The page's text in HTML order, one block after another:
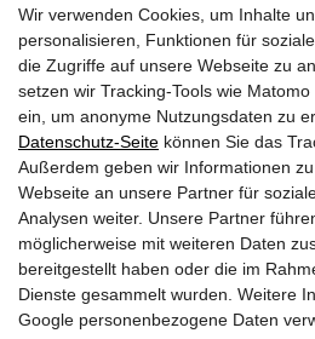
Wir verwenden Cookies, um Inhalte
personalisieren, Funktionen für
die Zugriffe auf unsere Webseite zu
setzen wir Tracking-Tools wie
ein, um anonyme Nutzungsdaten zu
Datenschutz-Seite können Sie das
Außerdem geben wir Informationen
Webseite an unsere Partner für
Analysen weiter. Unsere Partner
möglicherweise mit weiteren Daten
bereitgestellt haben oder die im
Dienste gesammelt wurden. Weitere
Google personenbezogene Daten
SUCHEN
HEUTE
2027
September 2027
Es wurden leider keine